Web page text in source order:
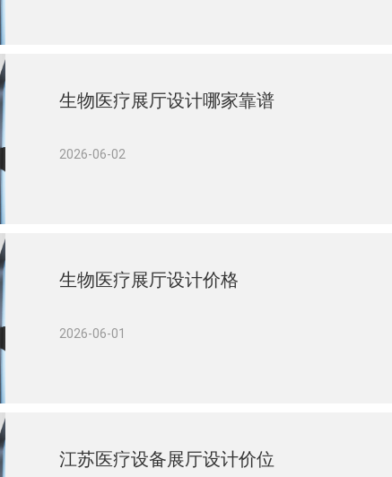
生物医疗展厅设计哪家靠谱
2026-06-02
生物医疗展厅设计价格
2026-06-01
江苏医疗设备展厅设计价位